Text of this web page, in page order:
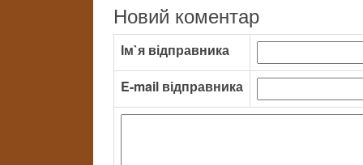
Новий коментар
Ім`я відправника
E-mail відправника